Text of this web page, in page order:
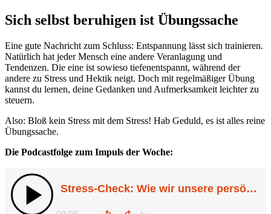
Sich selbst beruhigen ist Übungssache
Eine gute Nachricht zum Schluss: Entspannung lässt sich trainieren.
Natürlich hat jeder Mensch eine andere Veranlagung und
Tendenzen. Die eine ist sowieso tiefenentspannt, während der
andere zu Stress und Hektik neigt. Doch mit regelmäßiger Übung
kannst du lernen, deine Gedanken und Aufmerksamkeit leichter zu
steuern.
Also: Bloß kein Stress mit dem Stress! Hab Geduld, es ist alles reine
Übungssache.
Die Podcastfolge zum Impuls der Woche: